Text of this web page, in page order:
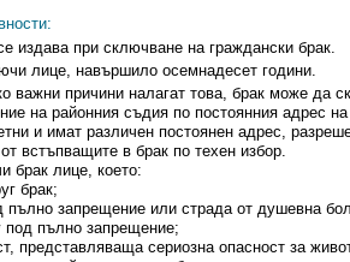
издава при сключване на граждански брак.
лице, навършило осемнадесет години.
важни причини налагат това, брак може да
на районния съдия по постоянния адрес
и имат различен постоянен адрес,
встъпващите в брак по техен избор.
брак лице, което:
брак;
пълно запрещение или страда от душевна
под пълно запрещение;
представляваща сериозна опасност за